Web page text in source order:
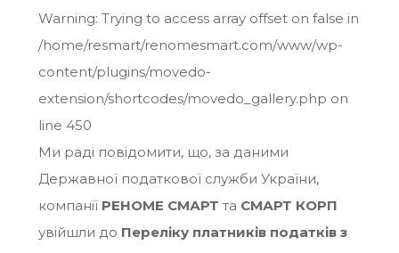
Warning: Trying to access array offset on false in
/home/resmart/renomesmart.com/www/wp-
content/plugins/movedo-
extension/shortcodes/movedo_gallery.php on
line 450
Ми раді повідомити, що, за даними
Державної податкової служби України,
компанії РЕНОМЕ СМАРТ та СМАРТ КОРП
увійшли до Переліку платників податків з